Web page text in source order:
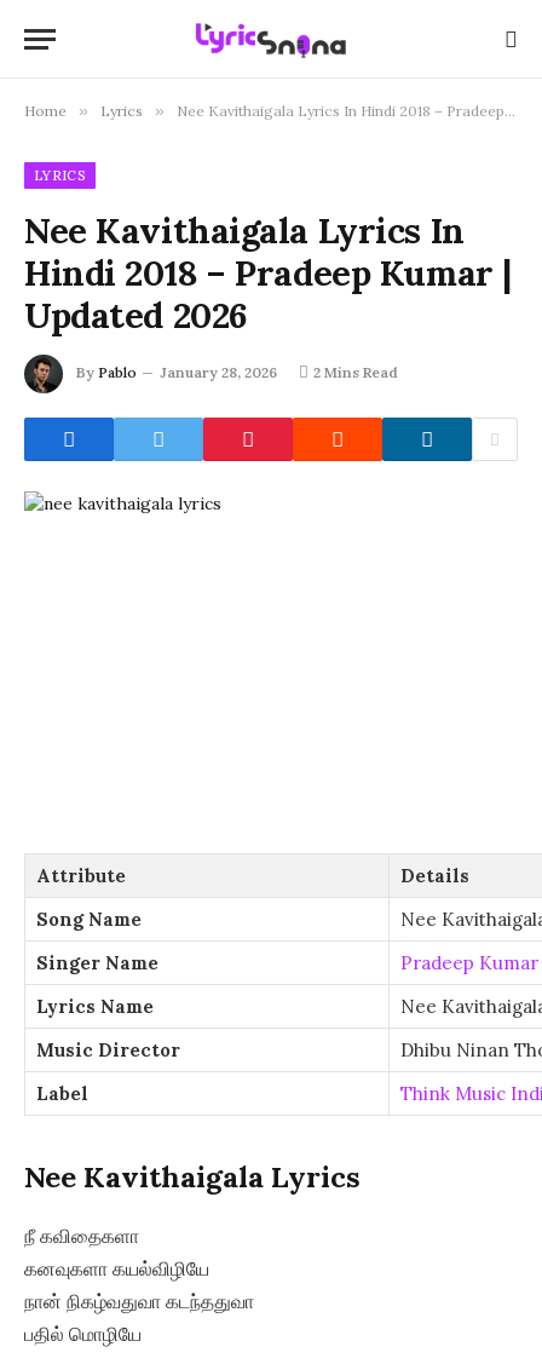
Home » Lyrics » Nee Kavithaigala Lyrics In Hindi 2018 – Pradeep Kumar | Updated 2026
LYRICS
Nee Kavithaigala Lyrics In
Hindi 2018 – Pradeep Kumar |
Updated 2026
By Pablo January 28, 2026 2 Mins Read
Attribute
Details
Song Name
Nee
Singer Name
Pradeep Kumar
Lyrics Name
Nee
Music Director
Dhibu Ninan
Label
Think Music
Nee Kavithaigala Lyrics
நீ கவிதைகளா
கனவுகளா கயல்விழியே
நான் நிகழ்வதுவா கடந்ததுவா
பதில் மொழியே